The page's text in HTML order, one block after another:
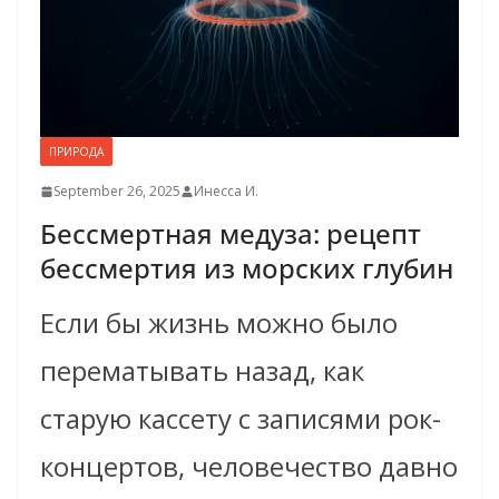
ПРИРОДА
September 26, 2025 Инесса И.
Бессмертная медуза: рецепт
бессмертия из морских глубин
Если бы жизнь можно было
перематывать назад, как
старую кассету с записями рок-
концертов, человечество давно